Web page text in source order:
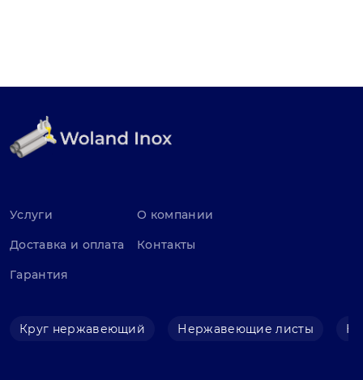
Услуги
Доставка и оплата
Гарантия
О компании
Контакты
Круг нержавеющий Нержавеющие листы